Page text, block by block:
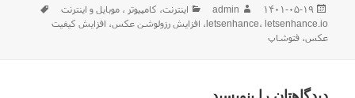
ارسال
شده
در
۱۴۰۱-۰۵-۱۹ نویسنده
admin دسته‌ها
اينترنت، كامپيوتر ، موبایل و اينترنت
letsenhance، letsenhance.io ، افزایش رزولوشن عکس، افزایش کیفیت
عکس،فتوشاپ